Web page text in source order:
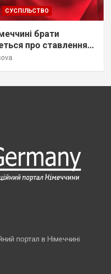
СУСПІЛЬСТВО
брати
про ставлення
портал в Німеччині